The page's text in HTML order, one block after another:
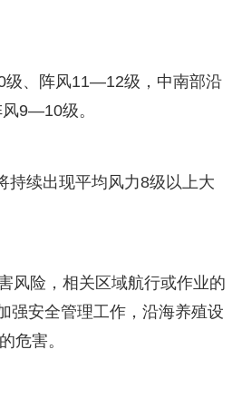
级、阵风11—12级，中南部沿
9—10级。
持续出现平均风力8级以上大
风险，相关区域航行或作业的
强安全管理工作，沿海养殖设
危害。